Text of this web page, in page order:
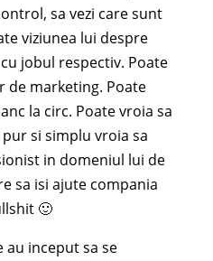
sa vezi care sunt
viziunea lui despre
jobul respectiv. Poate
de marketing. Poate
la circ. Poate vroia sa
si simplu vroia sa
in domeniul lui de
sa isi ajute compania
🙂
inceput sa se